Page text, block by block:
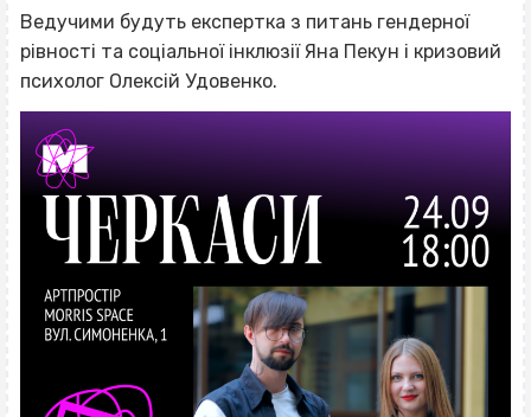
Ведучими будуть експертка з питань гендерної
рівності та соціальної інклюзії Яна Пекун і кризовий
психолог Олексій Удовенко.